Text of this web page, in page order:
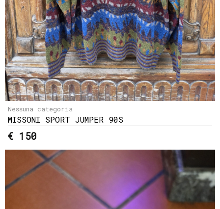
Nessuna categoria
MISSONI SPORT JUMPER 90S
€ 150